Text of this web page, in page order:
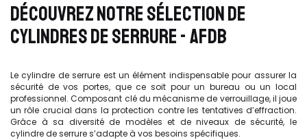
DÉCOUVREZ NOTRE SÉLECTION DE
CYLINDRES DE SERRURE - AFDB
Le cylindre de serrure est un élément indispensable pour assurer la
sécurité de vos portes, que ce soit pour un bureau ou un local
professionnel. Composant clé du mécanisme de verrouillage, il joue
un rôle crucial dans la protection contre les tentatives d’effraction.
Grâce à sa diversité de modèles et de niveaux de sécurité, le
cylindre de serrure s’adapte à vos besoins spécifiques.